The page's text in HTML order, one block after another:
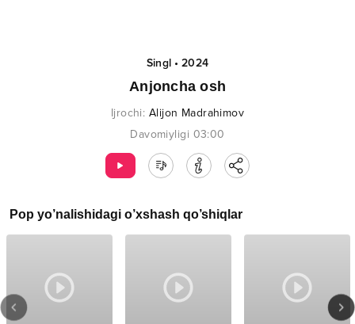
Singl•2024
Anjoncha osh
Ijrochi: Alijon Madrahimov
Davomiyligi 03:00
Pop yo’nalishidagi o’xshash qo’shiqlar